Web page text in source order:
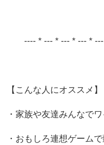
---- * --- * --- * --- * ---
【こんな人にオススメ】
・家族や友達みんなで
・おもしろ連想ゲーム